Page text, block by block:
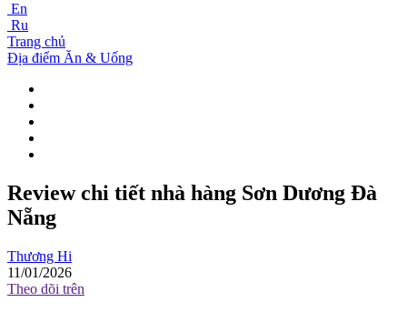
En
Ru
Trang chủ
Địa điểm Ăn & Uống
Review chi tiết nhà hàng Sơn Dương Đà
Nẵng
Thương Hi
11/01/2026
Theo dõi trên